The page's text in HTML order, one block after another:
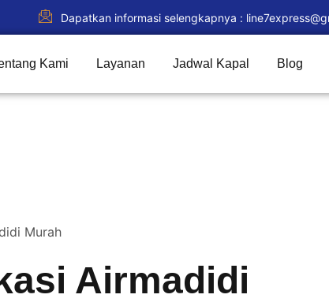
Dapatkan informasi selengkapnya :
Kami Layanan Jadwal Kapal Blog
Murah
Airmadidi